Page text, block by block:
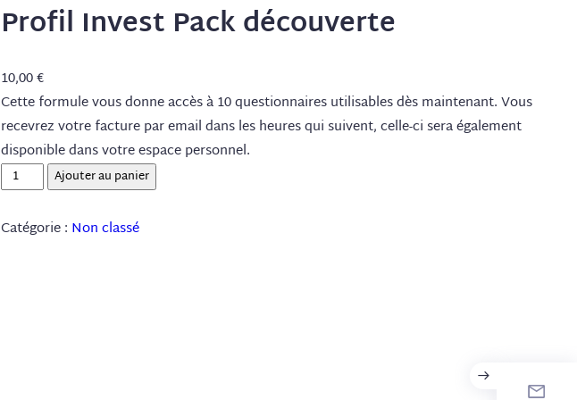
Profil Invest Pack découverte
10,00€
Cette formule vous donne accès à 10 questionnaires utilisables dès maintenant. Vous
recevrez votre facture par email dans les heures qui suivent, celle-ci sera également
disponible dans votre espace personnel.
quantité
Profil
Ajouter au panier
Catégorie : Non classé